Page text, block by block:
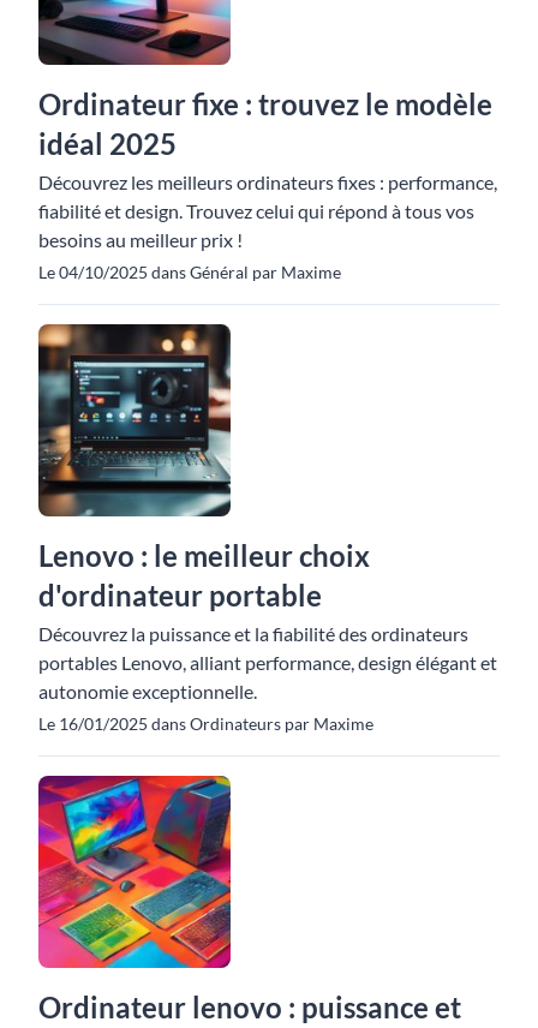
Ordinateur fixe : trouvez le modèle
idéal 2025
Découvrez les meilleurs ordinateurs fixes : performance,
fiabilité et design. Trouvez celui qui répond à tous vos
besoins au meilleur prix !
Le 04/10/2025 dans Général par Maxime
Lenovo : le meilleur choix
d'ordinateur portable
Découvrez la puissance et la fiabilité des ordinateurs
portables Lenovo, alliant performance, design élégant et
autonomie exceptionnelle.
Le 16/01/2025 dans Ordinateurs par Maxime
Ordinateur lenovo : puissance et